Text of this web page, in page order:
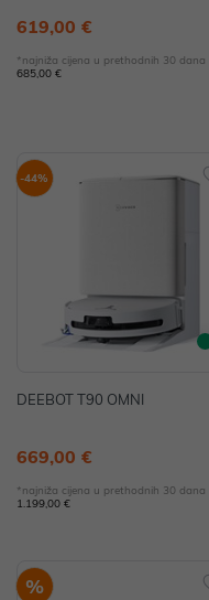
619,00 €
*najniža cijena u prethodnih 30 dana
685,00 €
-44%
DEEBOT T90 OMNI
669,00 €
*najniža cijena u prethodnih 30 dana
1.199,00 €
%